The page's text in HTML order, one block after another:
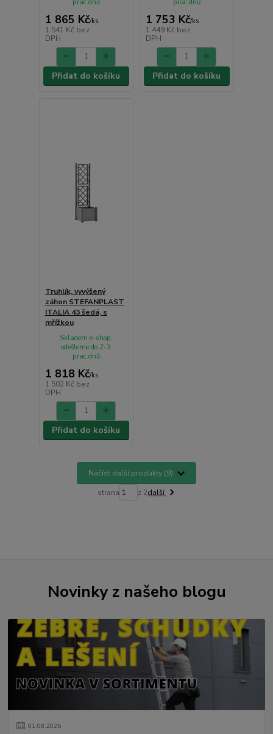
1 865 Kč/ks
1 541 Kč bez
DPH
prac.dnů
Přidat do košíku
1 753 Kč/ks
1 449 Kč bez
DPH
prac.dnů
Přidat do košíku
Truhlík, vyvýšený
záhon STEFANPLAST
ITALIA 43 šedá, s
mřížkou
1 818 Kč/ks
1 502 Kč bez
DPH
Skladem e-shop,
odešleme do 2-3
prac.dnů
Přidat do košíku
Načíst další produkty (9)
strana z 2další
Novinky z našeho blogu
01.08.2026